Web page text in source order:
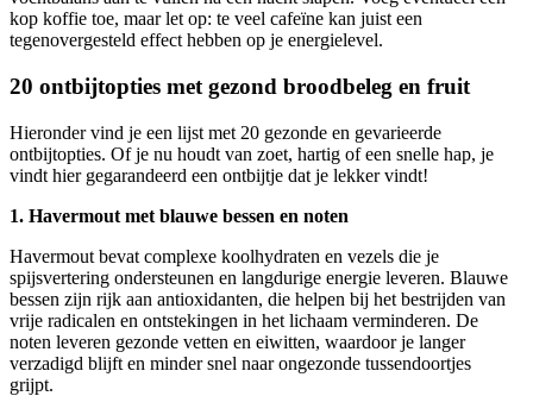
kop koffie toe, maar let op: te veel cafeïne kan juist een
tegenovergesteld effect hebben op je energielevel.
20 ontbijtopties met gezond broodbeleg en fruit
Hieronder vind je een lijst met 20 gezonde en gevarieerde
ontbijtopties. Of je nu houdt van zoet, hartig of een snelle hap, je
vindt hier gegarandeerd een ontbijtje dat je lekker vindt!
1. Havermout met blauwe bessen en noten
Havermout bevat complexe koolhydraten en vezels die je
spijsvertering ondersteunen en langdurige energie leveren. Blauwe
bessen zijn rijk aan antioxidanten, die helpen bij het bestrijden van
vrije radicalen en ontstekingen in het lichaam verminderen. De
noten leveren gezonde vetten en eiwitten, waardoor je langer
verzadigd blijft en minder snel naar ongezonde tussendoortjes
grijpt.